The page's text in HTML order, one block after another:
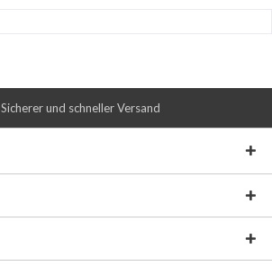
Sicherer und schneller Versand